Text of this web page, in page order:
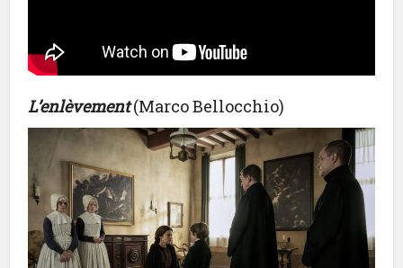
L’enlèvement(Marco Bellocchio)